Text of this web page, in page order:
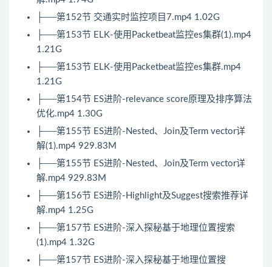
├──第152节 交通实时监控项目7.mp4 1.02G
├──第153节 ELK-使用Packetbeat监控es集群(1).mp4
1.21G
├──第153节 ELK-使用Packetbeat监控es集群.mp4
1.21G
├──第154节 ES进阶-relevance score原理及排序算法
优化.mp4 1.30G
├──第155节 ES进阶-Nested、Join及Term vector详
解(1).mp4 929.83M
├──第155节 ES进阶-Nested、Join及Term vector详
解.mp4 929.83M
├──第156节 ES进阶-Highlight及Suggest搜索推荐详
解.mp4 1.25G
├──第157节 ES进阶-深入探秘基于地理位置搜索
(1).mp4 1.32G
├──第157节 ES进阶-深入探秘基于地理位置搜